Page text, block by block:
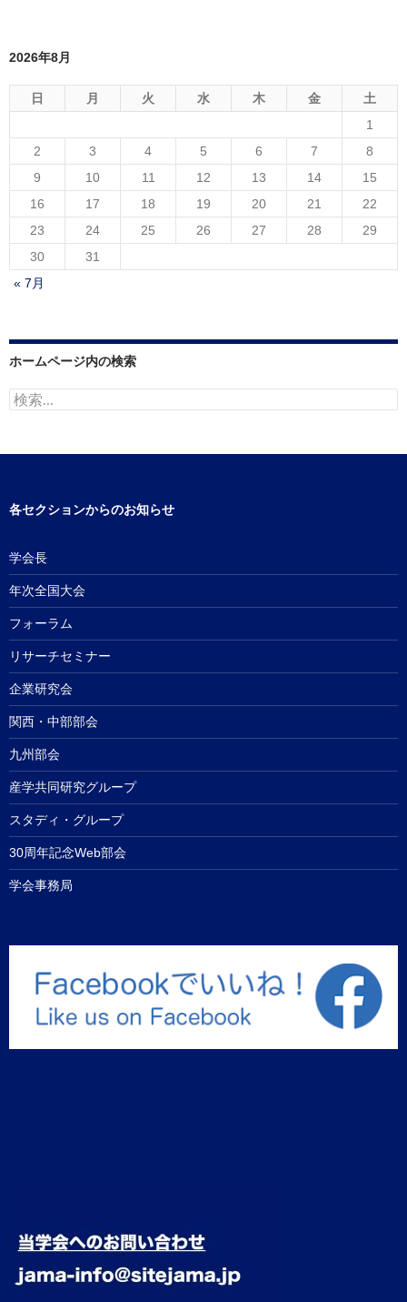
2026年8月
日 月 火 水 木 金
土
1
2
3 4 5 6 7
8
9
10 11 12 13 14
15
16
17 18 19 20 21
22
23
24 25 26 27 28
29
30
31
« 7月
ホームページ内の検索
検
索:
各セクションからのお知らせ
学会長
年次全国大会
フォーラム
リサーチセミナー
企業研究会
関西・中部部会
九州部会
産学共同研究グループ
スタディ・グループ
30周年記念Web部会
学会事務局